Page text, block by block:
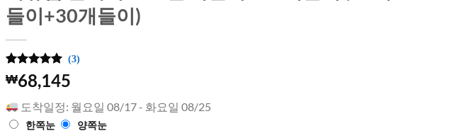
들이+30개들이)
5개의 고객
평가를 기
만점에
3
점
으로 평가
됨
(3)
₩68,145
도착일정: 월요일 08/17 - 화요일 08/25
한쪽눈 양쪽눈